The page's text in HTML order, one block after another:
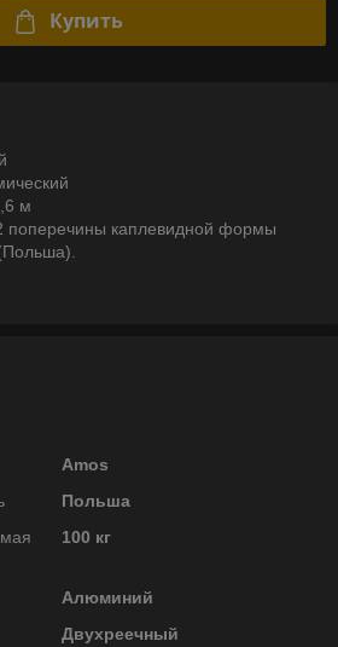
Купить
м
поперечины каплевидной формы
Amos
Польша
100 кг
Алюминий
Двухреечный